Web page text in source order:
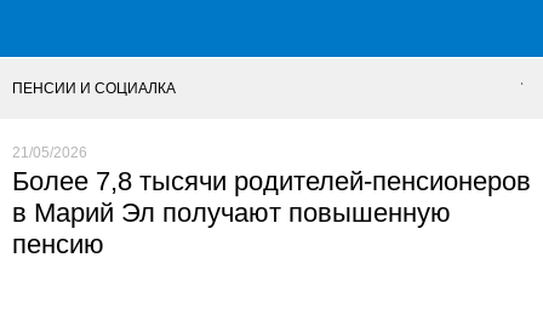
ПЕНСИИ И СОЦИАЛКА
21/05/2026
Более 7,8 тысячи родителей-пенсионеров
в Марий Эл получают повышенную
пенсию